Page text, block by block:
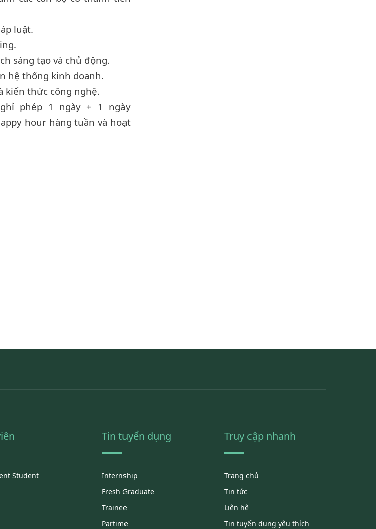
luật.
sáng tạo và chủ động.
hệ thống kinh doanh.
kiến thức công nghệ.
phép 1 ngày + 1 ngày
hour hàng tuần và hoạt
Student
Tin tuyển dụng
Internship
Fresh Graduate
Trainee
Partime
Truy cập nhanh
Trang chủ
Tin tức
Liên hệ
Tin tuyển dụng yêu thích